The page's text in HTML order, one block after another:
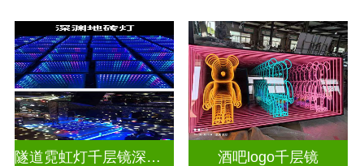
隧道霓虹灯千层镜深渊镜 酒吧logo千层镜